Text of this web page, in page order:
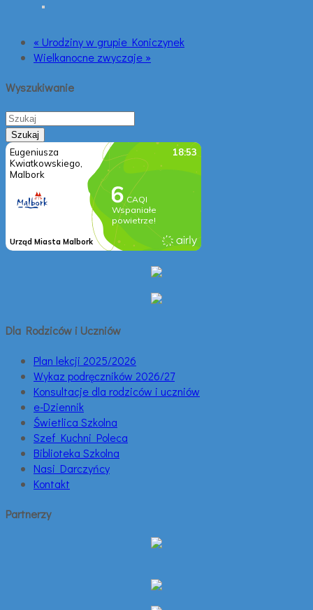
« Urodziny w grupie Koniczynek
Wielkanocne zwyczaje »
Wyszukiwanie
Dla Rodziców i Uczniów
Plan lekcji 2025/2026
Wykaz podręczników 2026/27
Konsultacje dla rodziców i uczniów
e-Dziennik
Świetlica Szkolna
Szef Kuchni Poleca
Biblioteka Szkolna
Nasi Darczyńcy
Kontakt
Partnerzy